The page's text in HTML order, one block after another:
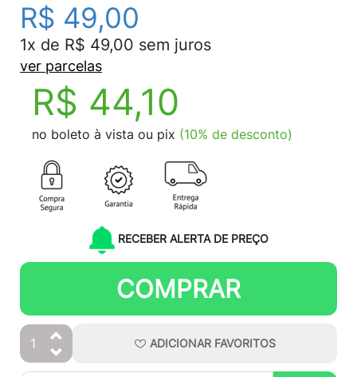
R$ 49,00
1x de R$ 49,00 sem juros
ver parcelas
R$ 44,10
no boleto à vista ou pix (10% de desconto)
RECEBER ALERTA DE PREÇO
COMPRAR
ADICIONAR FAVORITOS